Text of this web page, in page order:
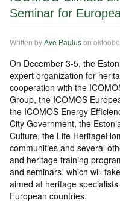
Seminar for
Written byAve Pauluson
On December 3-5, the
expert organization for
cooperation with the
Group, the ICOMOS
the ICOMOS Energy
City Government, the
Culture, the Life
communities and several
and heritage training
and seminars, which will
aimed at heritage
European countries.